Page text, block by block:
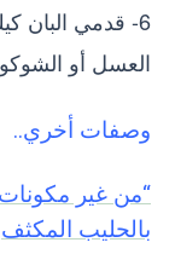
6- قدمي البان
العسل أو
وصفات أخري..
“من غير
بالحليب المكثف